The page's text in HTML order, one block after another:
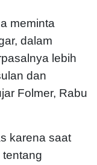
meminta
dalam
lebih
dan
Folmer, Rabu
karena saat
tentang